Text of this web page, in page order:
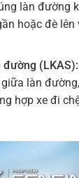
làn đường
hoặc đè lên
đường (LKAS):
làn
hợp xe đi